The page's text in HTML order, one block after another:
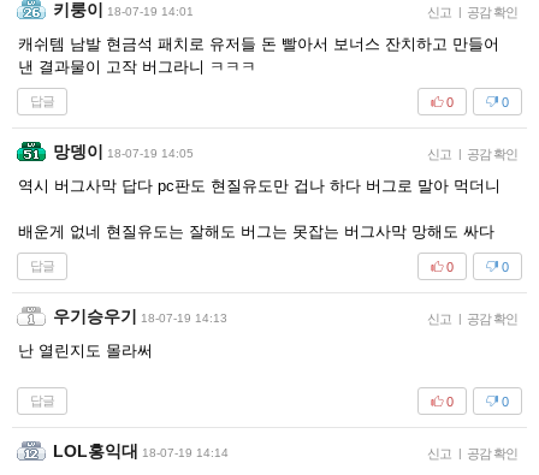
키룽이 18-07-19 14:01 신고 | 공감 확인
캐쉬템 남발 현금석 패치로 유저들 돈 빨아서 보너스 잔치하고 만들어
낸 결과물이 고작 버그라니 ㅋㅋㅋ
답글 0
0
망뎅이 18-07-19 14:05 신고 | 공감 확인
역시 버그사막 답다 pc판도 현질유도만 겁나 하다 버그로 말아 먹더니
배운게 없네 현질유도는 잘해도 버그는 못잡는 버그사막 망해도 싸다
답글 0
0
우기승우기 18-07-19 14:13 신고 | 공감 확인
난 열린지도 몰라써
답글 0
0
LOL홍익대 18-07-19 14:14 신고 | 공감 확인